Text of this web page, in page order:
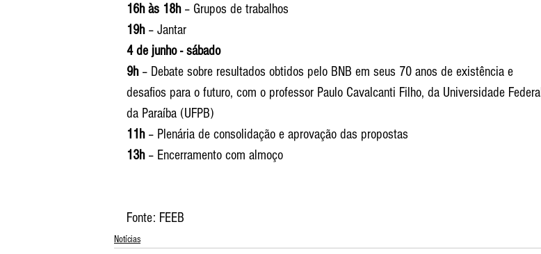
16h às 18h – Grupos de trabalhos
19h – Jantar
4 de junho - sábado
9h – Debate sobre resultados obtidos pelo BNB em seus 70 anos de existência e
desafios para o futuro, com o professor Paulo Cavalcanti Filho, da Universidade Federal
da Paraíba (UFPB)
11h – Plenária de consolidação e aprovação das propostas
13h – Encerramento com almoço
Fonte: FEEB
Notícias